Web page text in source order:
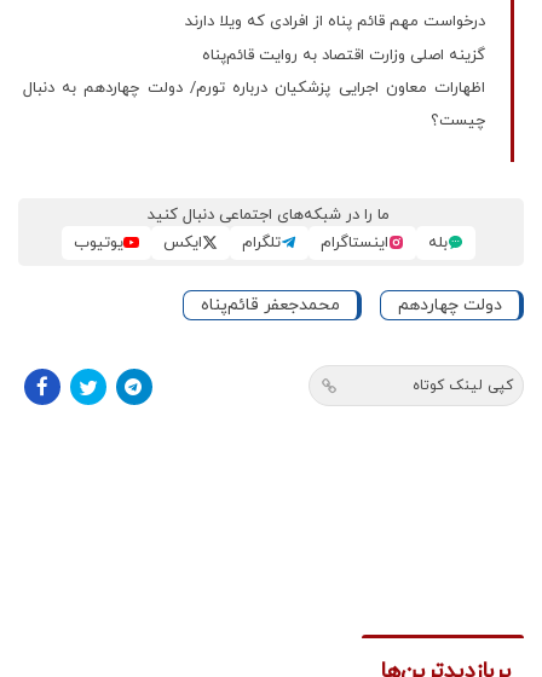
درخواست مهم قائم‌ پناه از افرادی که ویلا دارند
گزینه اصلی وزارت اقتصاد به روایت قائم‌پناه
اظهارات معاون اجرایی پزشکیان درباره تورم/ دولت چهاردهم به دنبال
چیست؟
ما را در شبکه‌های اجتماعی دنبال کنید
بله
اینستاگرام تلگرام ایکس یوتیوب
دولت چهاردهم محمدجعفر قائم‌پناه
کپی لینک کوتاه